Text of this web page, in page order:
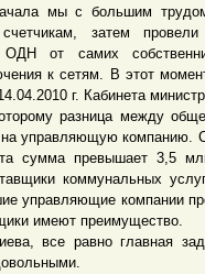
мы с большим
затем
ОДН от самих
к сетям. В этот
г. Кабинета
разница между
управляющую компанию.
сумма превышает 3,5
коммунальных
управляющие компании
имеют преимущество.
все равно главная